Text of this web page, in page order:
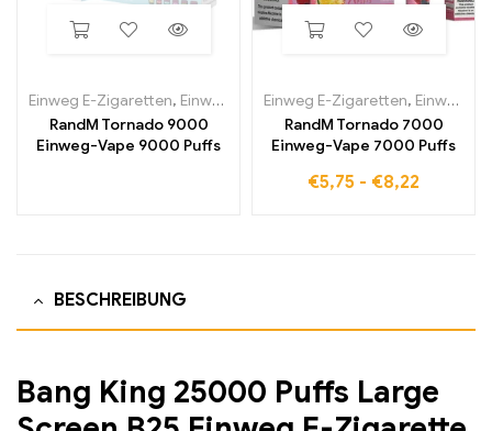
Einweg E-Zigaretten, Einweg-E-Zigaretten in Belgien ,Einweg-E-
RandM Tornado 9000
Einweg-Vape 9000 Puffs
Einweg E-Zigaretten, Einweg-E-Zigaretten in Belgien
RandM Tornado 7000
Einweg-Vape 7000 Puffs
€5,75 - €8,22
BESCHREIBUNG
Bang King 25000 Puffs Large